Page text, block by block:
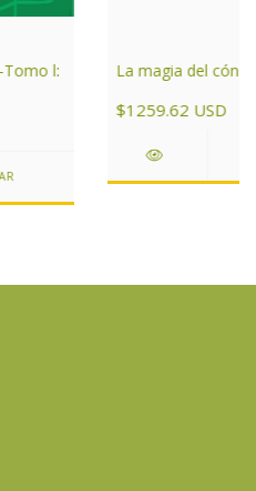
Tomo l:
La magia del
$1259.62 USD